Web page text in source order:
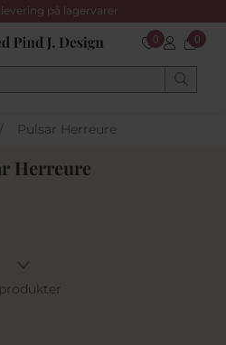
levering på lagervarer
0 0
/ Pulsar Herreure
Herreure